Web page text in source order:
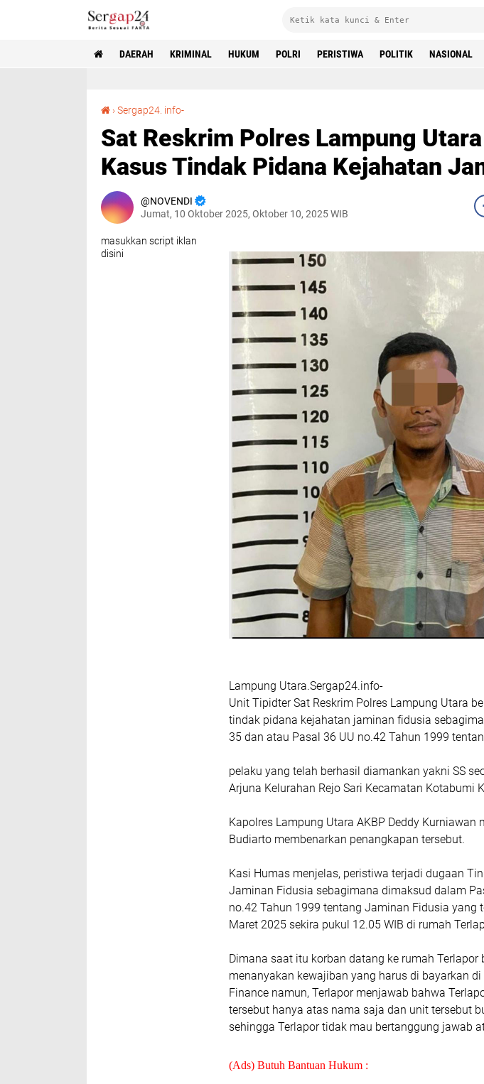
DAERAH KRIMINAL HUKUM POLRI PERISTIWA POLITIK NASIONAL
›Sergap24. info-
Sat Reskrim Polres Lampung
Kasus Tindak Pidana Kejahatan
NOVENDI
Jumat, 10 Oktober 2025, Oktober 10, 2025 WIB
masukkan script iklan
disini
Lampung Utara.Sergap24.info-
Unit Tipidter Sat Reskrim Polres Lampung Utara
tindak pidana kejahatan jaminan fidusia
35 dan atau Pasal 36 UU no.42 Tahun 1999
pelaku yang telah berhasil diamankan yakni SS
Arjuna Kelurahan Rejo Sari Kecamatan Kotabumi
Kapolres Lampung Utara AKBP Deddy Kurniawan
Budiarto membenarkan penangkapan tersebut.
Kasi Humas menjelas, peristiwa terjadi dugaan
Jaminan Fidusia sebagimana dimaksud dalam
no.42 Tahun 1999 tentang Jaminan Fidusia yang
Maret 2025 sekira pukul 12.05 WIB di rumah
Dimana saat itu korban datang ke rumah Terlapor
menanyakan kewajiban yang harus di bayarkan di
Finance namun, Terlapor menjawab bahwa
tersebut hanya atas nama saja dan unit tersebut
sehingga Terlapor tidak mau bertanggung jawab
(Ads) Butuh Bantuan Hukum :